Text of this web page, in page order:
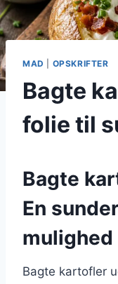
MAD OPSKRIFTER
Bagte
folie til
Bagte
En
mulighed
Bagte kartofler